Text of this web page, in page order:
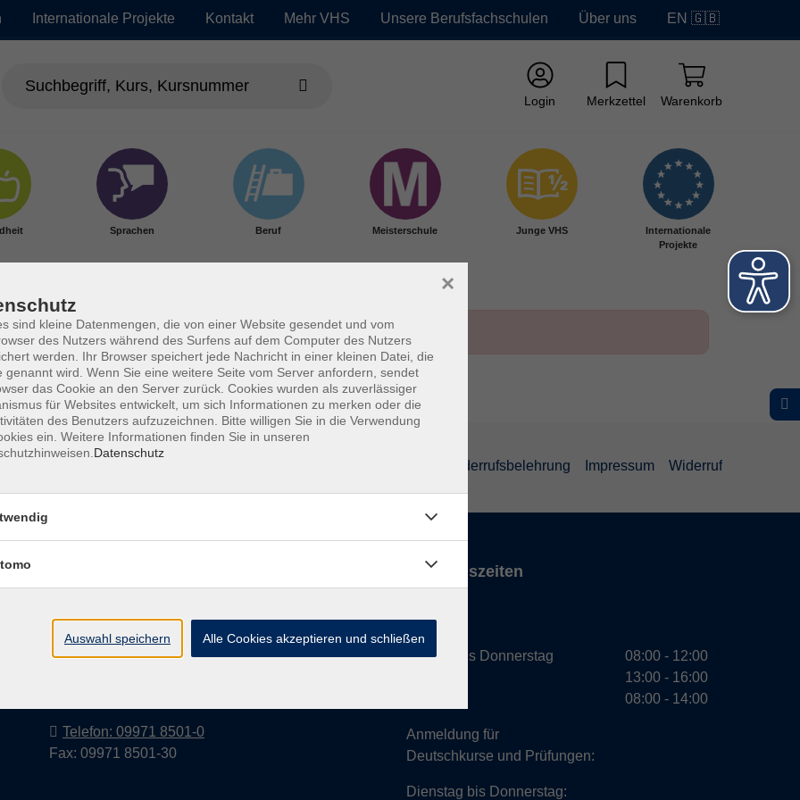
Internationale Projekte Kontakt Mehr VHS Unsere Berufsfachschulen Über uns EN 🇬🇧
Login Merkzettel Warenkorb
Sprachen Beruf Meisterschule Junge VHS
Internationale
Projekte
Widerrufsbelehrung Impressum Widerruf
e.V.
Pfarrer-Seidl-Str. 1
93413 Cham
Telefon: 09971 8501-0
Fax: 09971 8501-30
Öffnungszeiten
VHS
Montag bis Donnerstag
Anmeldung für
Deutschkurse und Prüfungen:
Dienstag bis Donnerstag:
08:00 - 12:00
13:00 - 16:00
08:00 - 14:00
sind kleine Datenmengen, die von einer Website gesendet und vom
des Nutzers während des Surfens auf dem Computer des Nutzers
werden. Ihr Browser speichert jede Nachricht in einer kleinen Datei, die
genannt wird. Wenn Sie eine weitere Seite vom Server anfordern, sendet
das Cookie an den Server zurück. Cookies wurden als zuverlässiger
für Websites entwickelt, um sich Informationen zu merken oder die
des Benutzers aufzuzeichnen. Bitte willigen Sie in die Verwendung
ein. Weitere Informationen finden Sie in unseren
Datenschutz
×
Auswahl speichern Alle Cookies akzeptieren und schließen